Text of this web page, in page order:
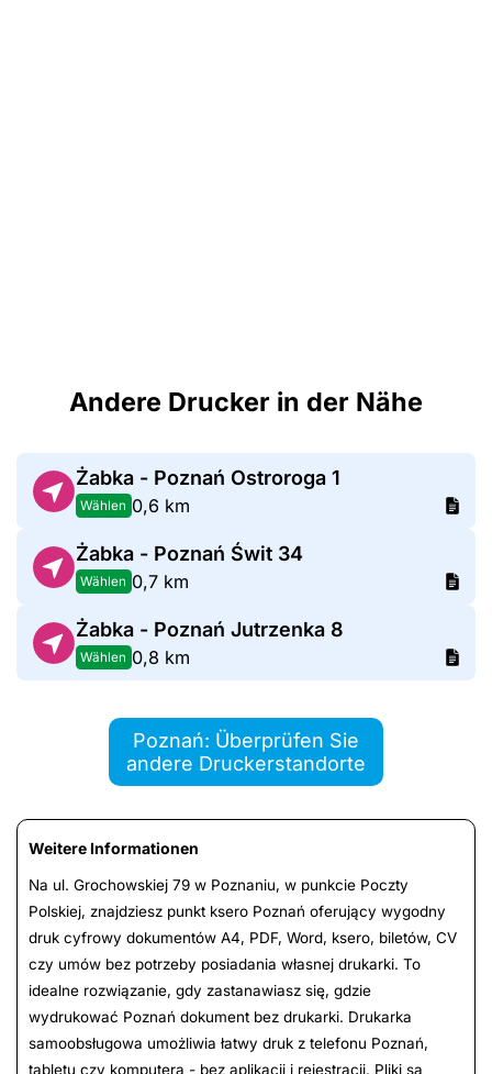
Andere Drucker in der Nähe
Żabka - Poznań Ostroroga 1
Wählen 0,6 km
Żabka - Poznań Świt 34
Wählen 0,7 km
Żabka - Poznań Jutrzenka 8
Wählen 0,8 km
Poznań: Überprüfen Sie
andere Druckerstandorte
Weitere Informationen
Na ul. Grochowskiej 79 w Poznaniu, w punkcie Poczty
Polskiej, znajdziesz punkt ksero Poznań oferujący wygodny
druk cyfrowy dokumentów A4, PDF, Word, ksero, biletów, CV
czy umów bez potrzeby posiadania własnej drukarki. To
idealne rozwiązanie, gdy zastanawiasz się, gdzie
wydrukować Poznań dokument bez drukarki. Drukarka
samoobsługowa umożliwia łatwy druk z telefonu Poznań,
tabletu czy komputera - bez aplikacji i rejestracji. Pliki są